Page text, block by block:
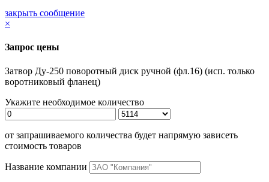
закрыть сообщение
×
Запрос цены
Затвор Ду-250 поворотный диск ручной (фл.16) (исп. только
воротниковый фланец)
Укажите необходимое количество
от запрашиваемого количества будет напрямую зависеть
стоимость товаров
Название компании